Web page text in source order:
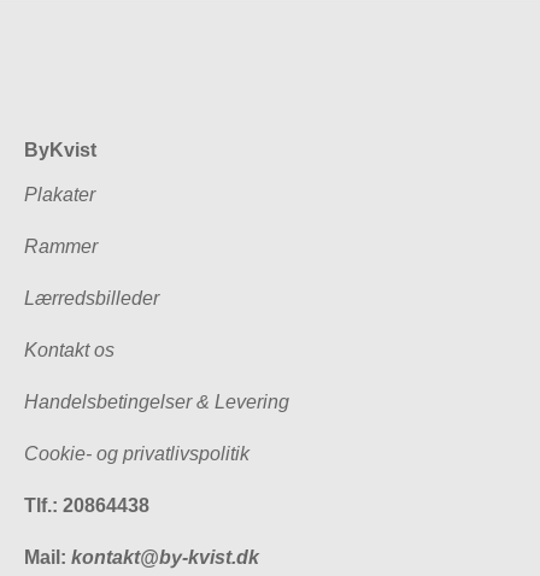
ByKvist
Plakater
Rammer
Lærredsbilleder
Kontakt os
Handelsbetingelser & Levering
Cookie- og privatlivspolitik
Tlf.: 20864438
Mail: kontakt@by-kvist.dk